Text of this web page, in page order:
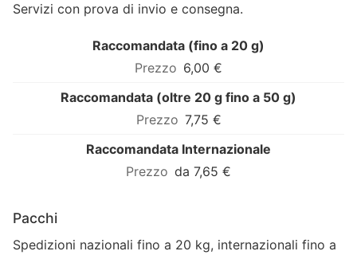
Servizi con prova di invio e consegna.
Raccomandata (fino a 20 g)
6,00 €
Raccomandata (oltre 20 g fino a 50 g)
7,75 €
Raccomandata Internazionale
da 7,65 €
Pacchi
Spedizioni nazionali fino a 20 kg, internazionali fino a